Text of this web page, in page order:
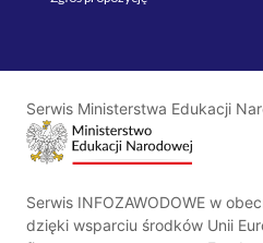
Serwis Ministerstwa Edukacji
Serwis INFOZAWODOWE w
dzięki wsparciu środków Unii